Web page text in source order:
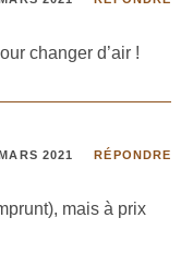
changer d’air !
2021 RÉPONDRE
mais à prix